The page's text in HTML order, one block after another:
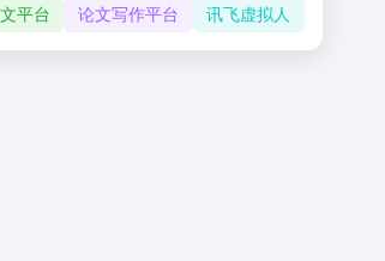
平台
论文写作平台 讯飞虚拟人